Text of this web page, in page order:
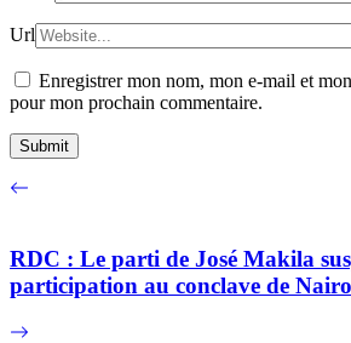
Url
Enregistrer mon nom, mon e-mail et
pour mon prochain commentaire.
RDC : Le parti de José Makila
participation au conclave de